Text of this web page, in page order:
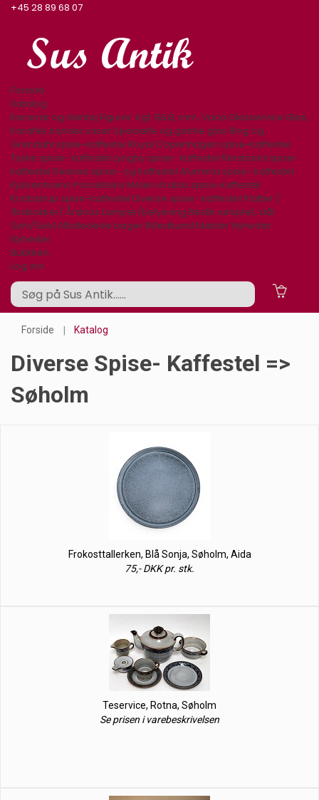
+45 28 89 68 07
Forside
Katalog
Keramik og stentøj Figurer. Kgl. B&G, mm. Varia Glasservice Glas,
Karafler,kander,vaser Specielle og gamle glas Bing og
Grøndahl spise-kaffestel Royal Copenhagen spise-kaffestel
Tyske spise- kaffestel Lyngby spise- kaffestel Rørstrand spise-
kaffestel Desiree spise- og kaffestel Aluminia spise- kaffestel
Kjøbenhavns Porcellains Maleri Arabia spise-kaffestel
Knabstrup spise-kaffestel Diverse spise- kaffestel Platter /
årsklokker/ Årskrus Lamper/belysning Bestik sølvplet, stål
Sølv/Guld Afbilledede bøger Billedkunst Møbler Nyheder
Nyheder
Butikken
Log ind
Forside Katalog
Diverse Spise- Kaffestel =>
Søholm
Frokosttallerken, Blå Sonja, Søholm, Aida
75,- DKK pr. stk.
Teservice, Rotna, Søholm
Se prisen i varebeskrivelsen